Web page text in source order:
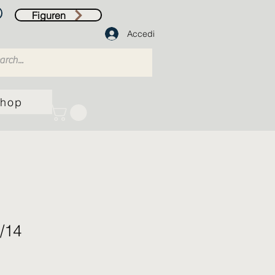
Accedi
Figuren
14